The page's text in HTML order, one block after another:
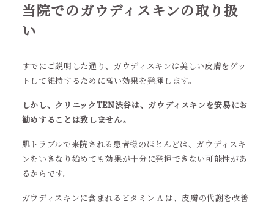
当院でのガウディスキンの取り扱
い
すでにご説明した通り、ガウディスキンは美しい皮膚をゲッ
トして維持するために高い効果を発揮します。
しかし、クリニックTEN渋谷は、ガウディスキンを安易にお
勧めすることは致しません。
肌トラブルで来院される患者様のほとんどは、ガウディスキ
ンをいきなり始めても効果が十分に発揮できない可能性があ
るからです。
ガウディスキンに含まれるビタミン A は、皮膚の代謝を改善